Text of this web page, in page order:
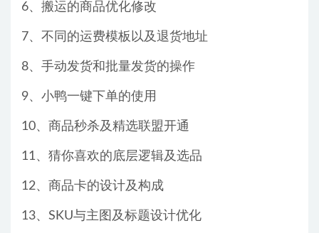
6、搬运的商品优化修改
7、不同的运费模板以及退货地址
8、手动发货和批量发货的操作
9、小鸭一键下单的使用
10、商品秒杀及精选联盟开通
11、猜你喜欢的底层逻辑及选品
12、商品卡的设计及构成
13、SKU与主图及标题设计优化